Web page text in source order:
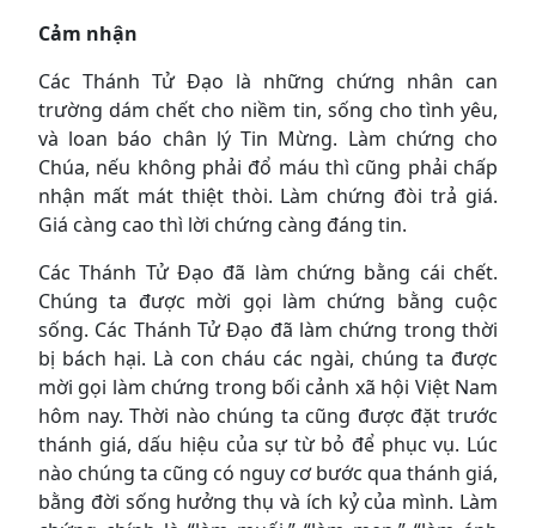
Cảm nhận
Các Thánh Tử Đạo là những chứng nhân can
trường dám chết cho niềm tin, sống cho tình yêu,
và loan báo chân lý Tin Mừng. Làm chứng cho
Chúa, nếu không phải đổ máu thì cũng phải chấp
nhận mất mát thiệt thòi. Làm chứng đòi trả giá.
Giá càng cao thì lời chứng càng đáng tin.
Các Thánh Tử Đạo đã làm chứng bằng cái chết.
Chúng ta được mời gọi làm chứng bằng cuộc
sống. Các Thánh Tử Đạo đã làm chứng trong thời
bị bách hại. Là con cháu các ngài, chúng ta được
mời gọi làm chứng trong bối cảnh xã hội Việt Nam
hôm nay. Thời nào chúng ta cũng được đặt trước
thánh giá, dấu hiệu của sự từ bỏ để phục vụ. Lúc
nào chúng ta cũng có nguy cơ bước qua thánh giá,
bằng đời sống hưởng thụ và ích kỷ của mình. Làm